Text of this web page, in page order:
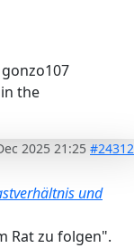
gonzo107
the
2025 21:25 #24312
und
Rat zu folgen".